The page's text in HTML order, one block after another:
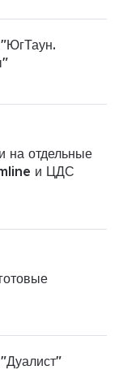
на отдельные
и ЦДС